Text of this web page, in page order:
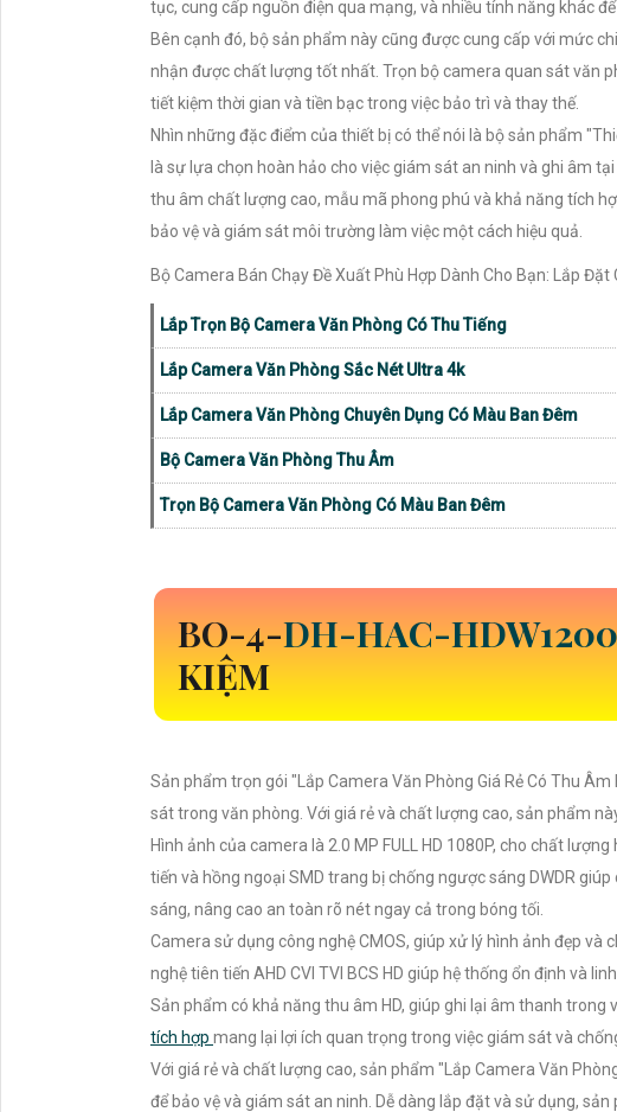
tục, cung cấp nguồn điện qua mạng, và nhiều tính năng khác
Bên cạnh đó, bộ sản phẩm này cũng được cung cấp với mức
nhận được chất lượng tốt nhất. Trọn bộ camera quan sát văn
tiết kiệm thời gian và tiền bạc trong việc bảo trì và thay thế.
Nhìn những đặc điểm của thiết bị có thể nói là bộ sản phẩm
là sự lựa chọn hoàn hảo cho việc giám sát an ninh và ghi âm
thu âm chất lượng cao, mẫu mã phong phú và khả năng tích
bảo vệ và giám sát môi trường làm việc một cách hiệu quả.
Bộ Camera Bán Chạy Đề Xuất Phù Hợp Dành Cho Bạn: Lắp
Lắp Trọn Bộ Camera Văn Phòng Có Thu Tiếng
Lắp Camera Văn Phòng Sắc Nét Ultra 4k
Lắp Camera Văn Phòng Chuyên Dụng Có Màu Ban Đêm
Bộ Camera Văn Phòng Thu Âm
Trọn Bộ Camera Văn Phòng Có Màu Ban Đêm
BO-4-DH-HAC-
KIỆM
Sản phẩm trọn gói "Lắp Camera Văn Phòng Giá Rẻ Có Thu
sát trong văn phòng. Với giá rẻ và chất lượng cao, sản phẩm
Hình ảnh của camera là 2.0 MP FULL HD 1080P, cho chất
tiến và hồng ngoại SMD trang bị chống ngược sáng DWDR
sáng, nâng cao an toàn rõ nét ngay cả trong bóng tối.
Camera sử dụng công nghệ CMOS, giúp xử lý hình ảnh đẹp và
nghệ tiên tiến AHD CVI TVI BCS HD giúp hệ thống ổn định và
Sản phẩm có khả năng thu âm HD, giúp ghi lại âm thanh trong
tích hợp mang lại lợi ích quan trọng trong việc giám sát và
Với giá rẻ và chất lượng cao, sản phẩm "Lắp Camera Văn
để bảo vệ và giám sát an ninh. Dễ dàng lắp đặt và sử dụng,